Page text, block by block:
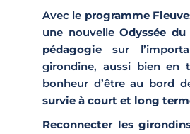
Avec le programme
une nouvelleOdyssée
pédagogie sur
girondine, aussi bien en
bonheur d’être au bord
survie à court et long
Reconnecter les